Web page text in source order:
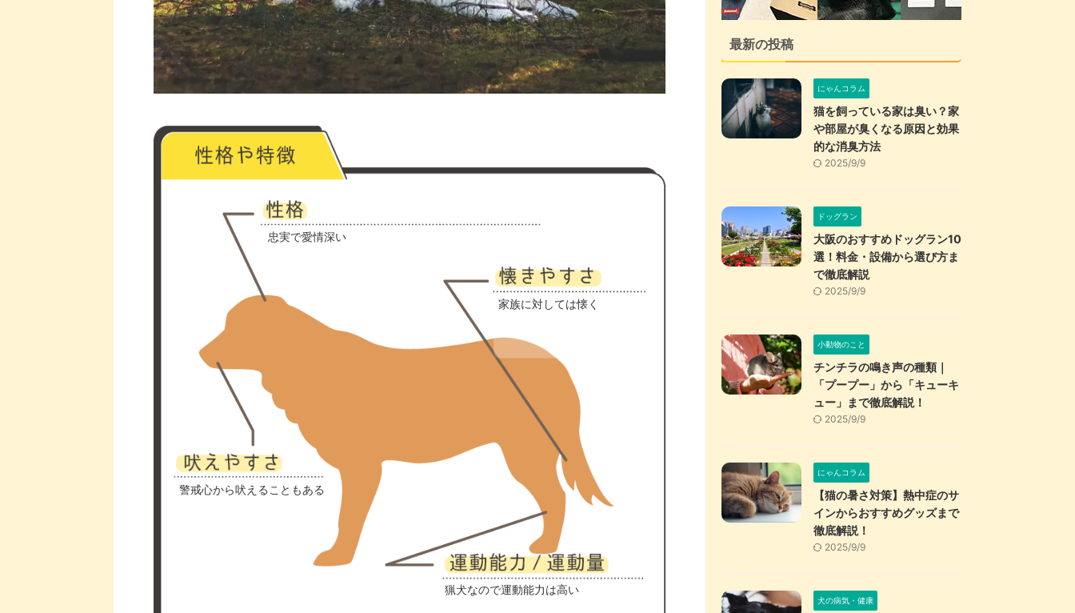
忠実で愛情深い
家族に対しては懐く
警戒心から吠えることもある
猟犬なので運動能力は高い
最新の投稿
にゃんコラム
猫を飼っている家は臭い？家
や部屋が臭くなる原因と効果
的な消臭方法
2025/9/9
ドッグラン
大阪のおすすめドッグラン10
選！料金・設備から選び方ま
で徹底解説
2025/9/9
小動物のこと
チンチラの鳴き声の種類｜
「プープー」から「キューキ
ュー」まで徹底解説！
2025/9/9
にゃんコラム
【猫の暑さ対策】熱中症のサ
インからおすすめグッズまで
徹底解説！
2025/9/9
犬の病気・健康